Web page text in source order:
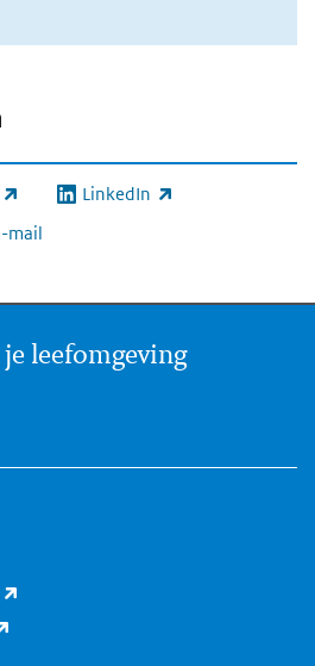
link) LinkedIn
(externe link)
mail
leefomgeving